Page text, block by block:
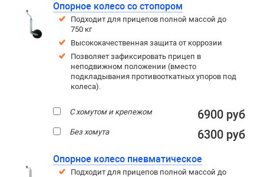
Опорное колесо со стопором
Подходит для прицепов полной массой до
750 кг
Высококачественная защита от коррозии
Позволяет зафиксировать прицеп в
неподвижном положении (вместо
подкладывания противооткатных упоров под
колеса).
С хомутом и крепежом 6900 руб
Без хомута 6300 руб
Опорное колесо пневматическое
Подходит для прицепов полной массой до